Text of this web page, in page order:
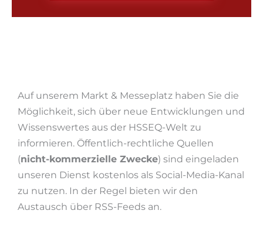
Auf unserem Markt & Messeplatz haben Sie die
Möglichkeit, sich über neue Entwicklungen und
Wissenswertes aus der HSSEQ-Welt zu
informieren. Öffentlich-rechtliche Quellen
(nicht-kommerzielle Zwecke) sind eingeladen
unseren Dienst kostenlos als Social-Media-Kanal
zu nutzen. In der Regel bieten wir den
Austausch über RSS-Feeds an.